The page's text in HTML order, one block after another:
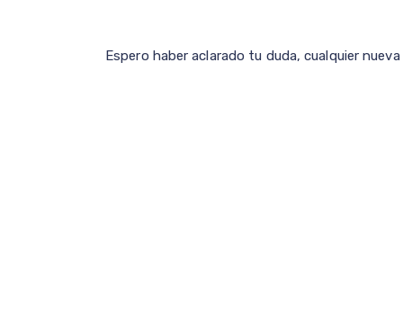
Espero haber aclarado tu duda, cualquier